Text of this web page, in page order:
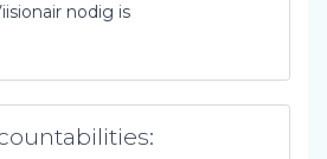
nodig is